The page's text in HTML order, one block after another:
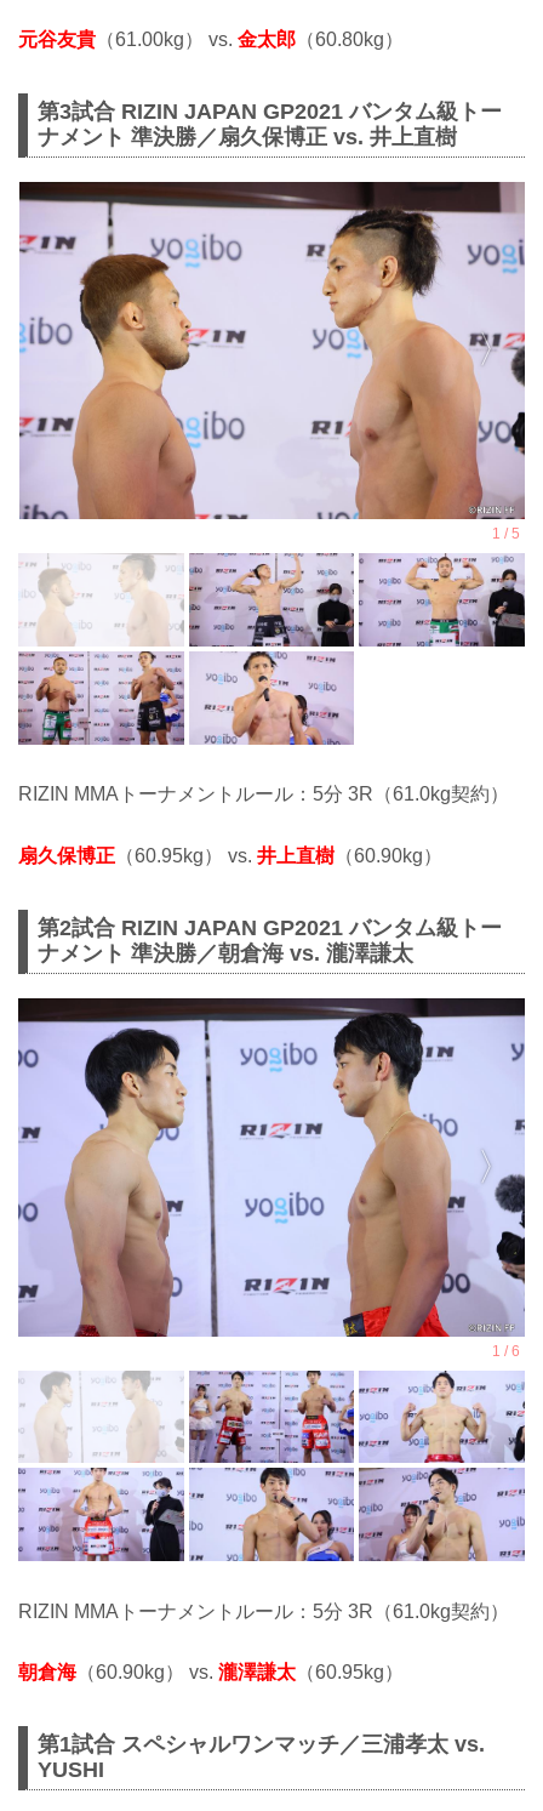
元谷友貴 （61.00kg） vs. 金太郎 （60.80kg）
第3試合 RIZIN JAPAN GP2021 バンタム級トー
ナメント 準決勝／扇久保博正 vs. 井上直樹
RIZIN MMAトーナメントルール：5分 3R（61.0kg契約）
扇久保博正 （60.95kg） vs. 井上直樹 （60.90kg）
第2試合 RIZIN JAPAN GP2021 バンタム級トー
ナメント 準決勝／朝倉海 vs. 瀧澤謙太
RIZIN MMAトーナメントルール：5分 3R（61.0kg契約）
朝倉海（60.90kg） vs. 瀧澤謙太 （60.95kg）
第1試合 スペシャルワンマッチ／三浦孝太 vs.
YUSHI